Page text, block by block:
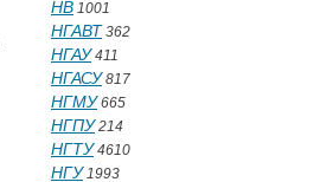
НВ 1001
НГАВТ 362
НГАУ411
НГАСУ817
НГМУ665
НГПУ214
НГТУ4610
НГУ1993